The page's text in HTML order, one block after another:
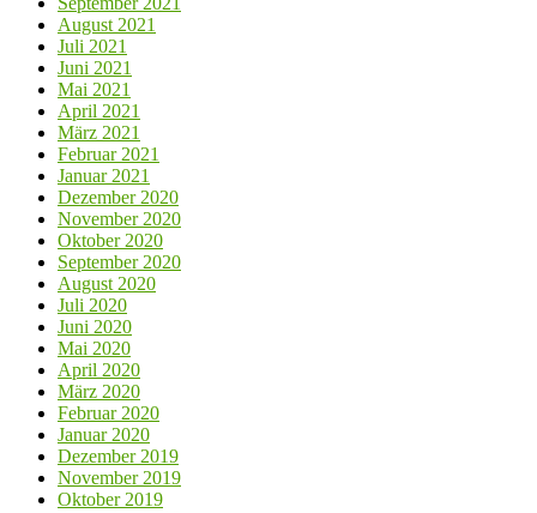
August 2021
Juli 2021
Juni 2021
Mai 2021
April 2021
März 2021
Februar 2021
Januar 2021
Dezember 2020
November 2020
Oktober 2020
September 2020
August 2020
Juli 2020
Juni 2020
Mai 2020
April 2020
März 2020
Februar 2020
Januar 2020
Dezember 2019
November 2019
Oktober 2019